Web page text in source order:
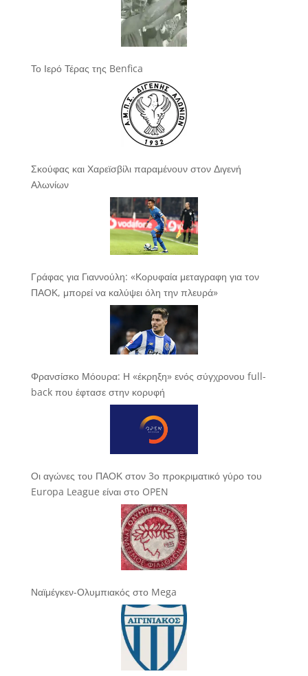
Το Ιερό Τέρας της Benfica
Σκούφας και Χαρεϊσβίλι παραμένουν στον Διγενή
Αλωνίων
Γράφας για Γιαννούλη: «Κορυφαία μεταγραφη για τον
ΠΑΟΚ, μπορεί να καλύψει όλη την πλευρά»
Φρανσίσκο Μόουρα: Η «έκρηξη» ενός σύγχρονου full-
back που έφτασε στην κορυφή
Οι αγώνες του ΠΑΟΚ στον 3ο προκριματικό γύρο του
Europa League είναι στο OPEN
Ναϊμέγκεν-Ολυμπιακός στο Mega